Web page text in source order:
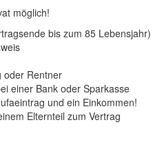
möglich!
bis zum 85 Lebensjahr)
oder Rentner
einer Bank oder Sparkasse
und ein Einkommen!
Elternteil zum Vertrag